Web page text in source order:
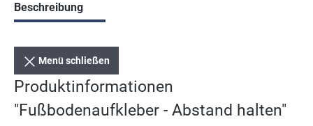
Beschreibung
Menü schließen
Produktinformationen
"Fußbodenaufkleber - Abstand halten"